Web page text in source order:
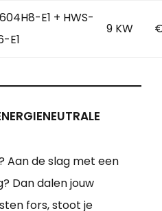
E1 + HWS-
E1
9 KW
Aan de slag met een
Dan dalen jouw
fors, stoot je